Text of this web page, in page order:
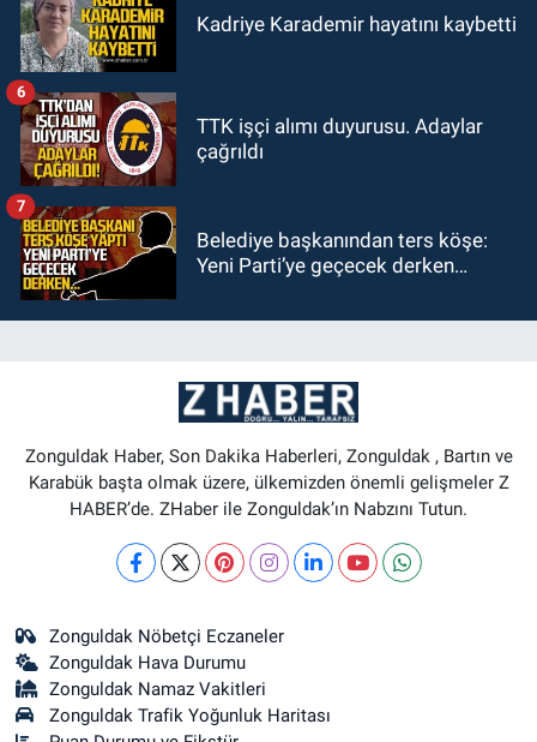
Kadriye Karademir hayatını kaybetti
TTK işçi alımı duyurusu. Adaylar
çağrıldı
6
Belediye başkanından ters köşe:
Yeni Parti’ye geçecek derken…
7
Zonguldak Haber, Son Dakika Haberleri, Zonguldak , Bartın ve
Karabük başta olmak üzere, ülkemizden önemli gelişmeler Z
HABER’de. ZHaber ile Zonguldak’ın Nabzını Tutun.
Zonguldak Nöbetçi Eczaneler
Zonguldak Hava Durumu
Zonguldak Namaz Vakitleri
Zonguldak Trafik Yoğunluk Haritası